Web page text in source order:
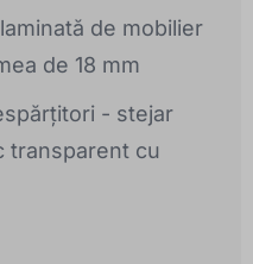
de mobilier
de 18 mm
- stejar
transparent cu